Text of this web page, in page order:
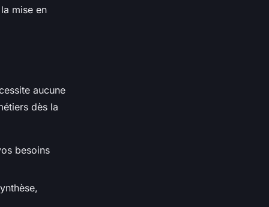
mise en
aucune
dès la
besoins